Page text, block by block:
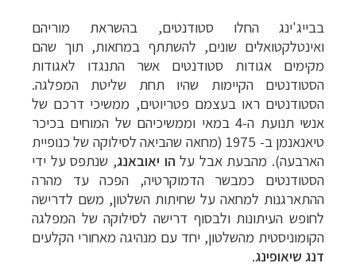
בבייג'ינג החלו סטודנטים, בהשראת מוריהם
ואינטלקטואלים שונים, להשתתף במחאות, תוך שהם
מקימים אגודות סטודנטים אשר התנגדו לאגודות
הסטודנטים הקיימות שהיו תחת שליטת המפלגה.
הסטודנטים ראו בעצמם פטריוטים, ממשיכי דרכם של
אנשי תנועת ה-4 במאי וממשיכיהם של המוחים בכיכר
טיאנאנמן ב- 1975 (מחאה שהביאה לסילוקה של כנופיית
הארבעה). מהבעת אבל על הו יאובאנג, שנתפס על ידי
הסטודנטים כמבשר הדמוקרטיה, הפכה עד מהרה
ההתארגנות למחאה על שחיתות השלטון, משם לדרישה
לחופש העיתונות ולבסוף דרישה לסילוקה של המפלגה
הקומוניסטית מהשלטון, יחד עם מנהיגה מאחורי הקלעים
דנג שיאופינג.